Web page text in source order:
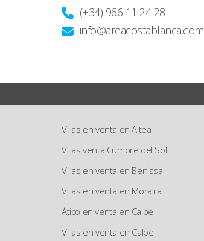
(+34) 966 11 24 28
info@areacostablanca.com
Villas en venta en Altea
Villas venta Cumbre del Sol
Villas en venta en Benissa
Villas en venta en Moraira
Ático en venta en Calpe
Villas en venta en Calpe